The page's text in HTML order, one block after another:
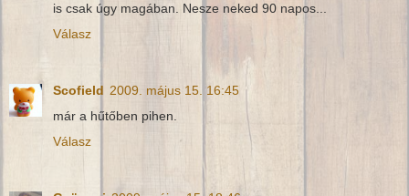
is csak úgy magában. Nesze neked 90 napos...
Válasz
Scofield 2009. május 15. 16:45
már a hűtőben pihen.
Válasz